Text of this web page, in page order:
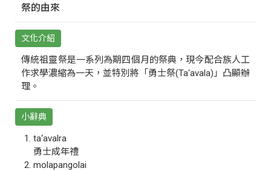
祭的由來
文化介紹
傳統祖靈祭是一系列為期四個月的祭典，現今配合族人工
作求學濃縮為一天，並特別將「勇士祭(Ta‘avala)」凸顯辦
理。
小辭典
ta‘avalra
勇士成年禮
molapangolai